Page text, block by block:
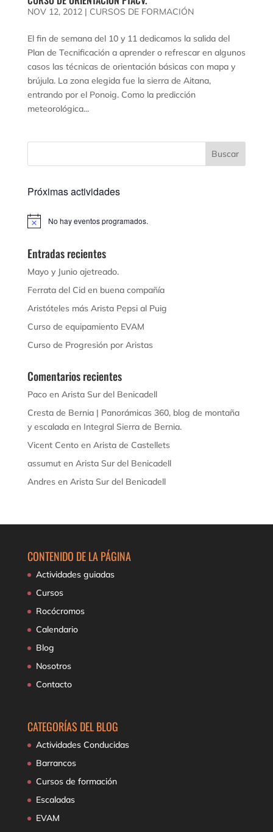
NOV 12, 2012| CURSOS DE FORMACIÓN
El fin de semana del 10 y 11 dedicamos la salida del
Plan de Tecnificación a aprender o refrescar en algunos
casos las técnicas de orientación básicas con mapa y
brújula. La zona elegida fue la sierra de Aitana,
entrando por el Ponoig. Como la predicción
meteorológica...
Próximas actividades
Aviso No hay eventos programados.
Entradas recientes
Mayo y Junio ajetreado.
Ferrata del Cid en buena compañía
Aristóteles más Arista Pepsi al Puig
Curso de equipamiento EVAM
Curso de Progresión por Aristas
Comentarios recientes
Pacoen Arista Sur del Benicadell
Cresta de Bernia | Panorámicas 360, blog de montaña
y escaladaen Integral Sierra de Bernia.
Vicent Centoen Arista de Castellets
assumuten Arista Sur del Benicadell
Andresen Arista Sur del Benicadell
CONTENIDO DE LA PÁGINA
Actividades guiadas
Cursos
Rocócromos
Calendario
Blog
Nosotros
Contacto
CATEGORÍAS DEL BLOG
Actividades Conducidas
Barrancos
Cursos de formación
Escaladas
EVAM